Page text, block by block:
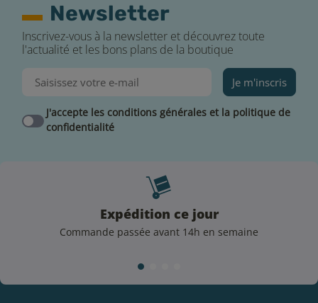
conseillons de laisser reposer votre e-liquide environ
Nos conseils pour profiter de saveurs optimales
Frais, suivez le guide et respectez ces quelques règles
élémentaires :
Vérifiez la DDM pour ne pas perdre en saveurs.
Newsletter
Inscrivez-vous à la newsletter et découvrez toute
l'actualité et les bons plans de la boutique
Je m'inscris
J'accepte les conditions générales et la politique de
confidentialité
Expédition ce jour
Commande passée avant 14h en semaine